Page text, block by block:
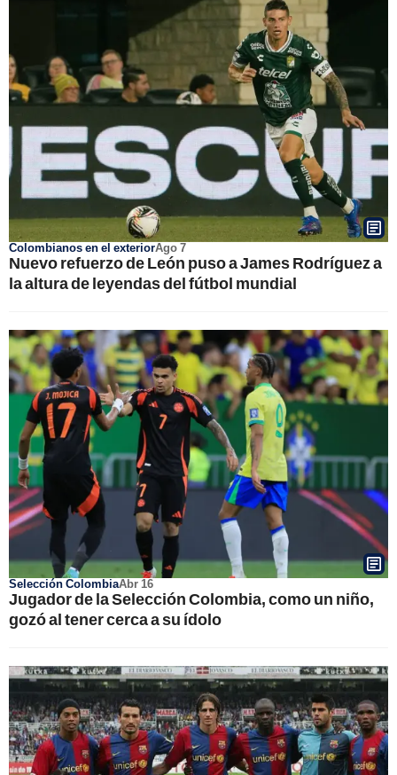
Colombianos en el exteriorAgo 7
Nuevo refuerzo de León puso a James Rodríguez a
la altura de leyendas del fútbol mundial
Selección ColombiaAbr 16
Jugador de la Selección Colombia, como un niño,
gozó al tener cerca a su ídolo